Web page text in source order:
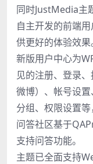
同时JustMedia主
自主开发的前端
供更好的体验效果
新版用户中心为
见的注册、登录
微博）、帐号设
分组、权限设置等
问答社区基于
支持问答功能。
主题已全面支持